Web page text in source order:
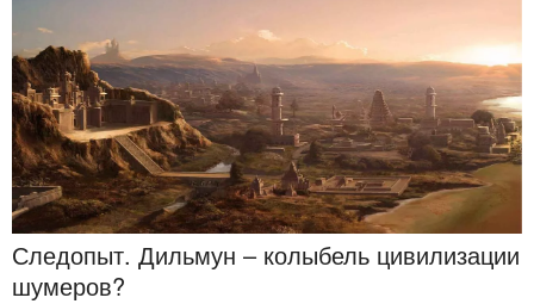
Следопыт. Дильмун – колыбель цивилизации
шумеров?